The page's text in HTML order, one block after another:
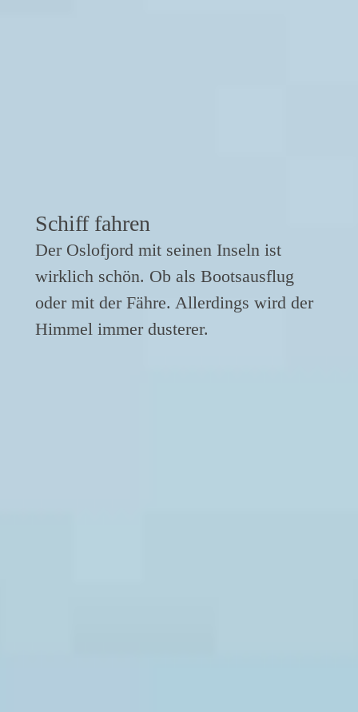
Schiff fahren
Der Oslofjord mit seinen Inseln ist
wirklich schön. Ob als Bootsausflug
oder mit der Fähre. Allerdings wird der
Himmel immer dusterer.